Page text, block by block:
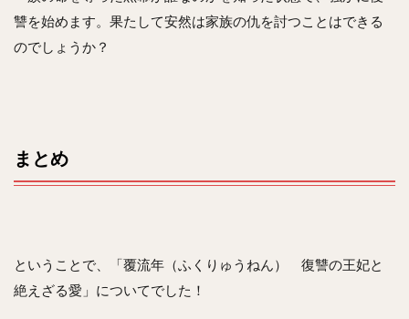
讐を始めます。果たして安然は家族の仇を討つことはできる
のでしょうか？
まとめ
ということで、「覆流年（ふくりゅうねん） 復讐の王妃と
絶えざる愛」についてでした！